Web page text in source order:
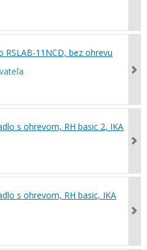
RSLAB-11NCD, bez ohrevu
s ohrevom, RH basic 2, IKA
s ohrevom, RH basic, IKA